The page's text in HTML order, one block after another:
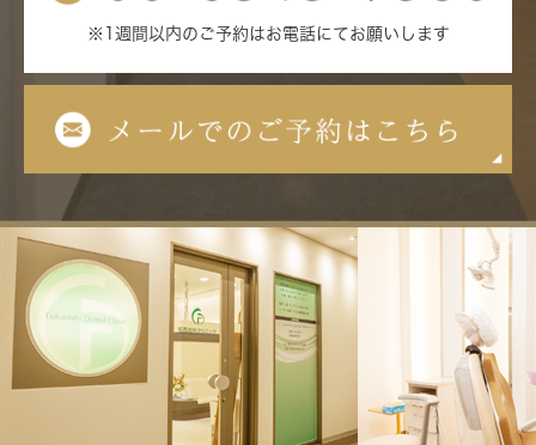
※1週間以内のご予約はお電話にてお願いします